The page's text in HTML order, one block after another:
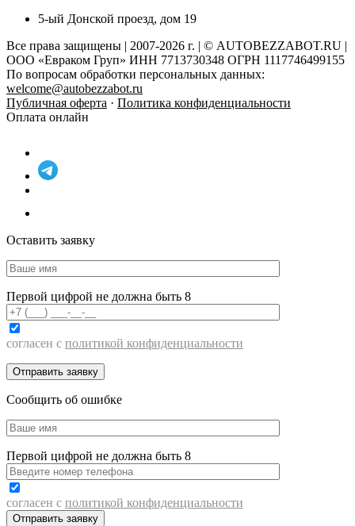
5-ый Донской проезд, дом 19
Все права защищены | 2007-2026 г. | © AUTOBEZZABOT.RU |
ООО «Евраком Груп» ИНН 7713730348 ОГРН 1117746499155
По вопросам обработки персональных данных:
welcome@autobezzabot.ru
Публичная оферта · Политика конфиденциальности
Оплата онлайн
Оставить заявку
Первой цифрой не должна быть 8
согласен с политикой конфиденциальности
Сообщить об ошибке
Первой цифрой не должна быть 8
согласен с политикой конфиденциальности